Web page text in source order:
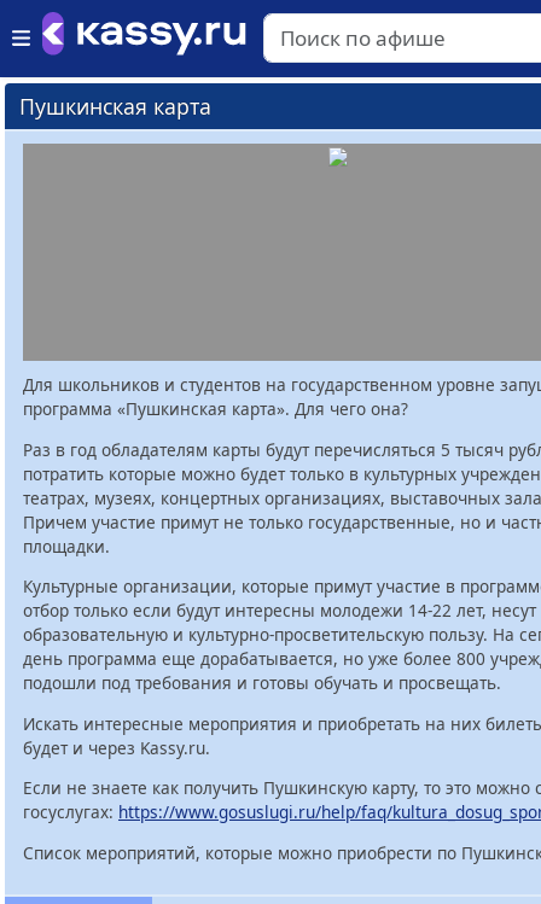
Пушкинская карта
Для школьников и студентов на государственном уровне
программа «Пушкинская карта». Для чего она?
Раз в год обладателям карты будут перечисляться 5 тысяч
потратить которые можно будет только в культурных
театрах, музеях, концертных организациях, выставочных
Причем участие примут не только государственные, но и
площадки.
Культурные организации, которые примут участие в
отбор только если будут интересны молодежи 14-22 лет,
образовательную и культурно-просветительскую пользу. На
день программа еще дорабатывается, но уже более 800
подошли под требования и готовы обучать и просвещать.
Искать интересные мероприятия и приобретать на них
будет и через Kassy.ru.
Если не знаете как получить Пушкинскую карту, то это можно
госуслугах: https://www.gosuslugi.ru/help/faq/
Список мероприятий, которые можно приобрести по